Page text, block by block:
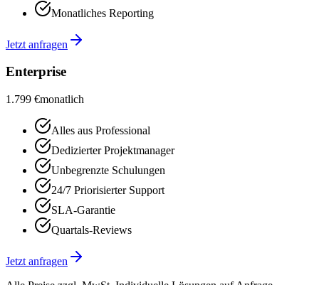
Monatliches Reporting
Jetzt anfragen
Enterprise
1.799 €monatlich
Alles aus Professional
Dedizierter Projektmanager
Unbegrenzte Schulungen
24/7 Priorisierter Support
SLA-Garantie
Quartals-Reviews
Jetzt anfragen